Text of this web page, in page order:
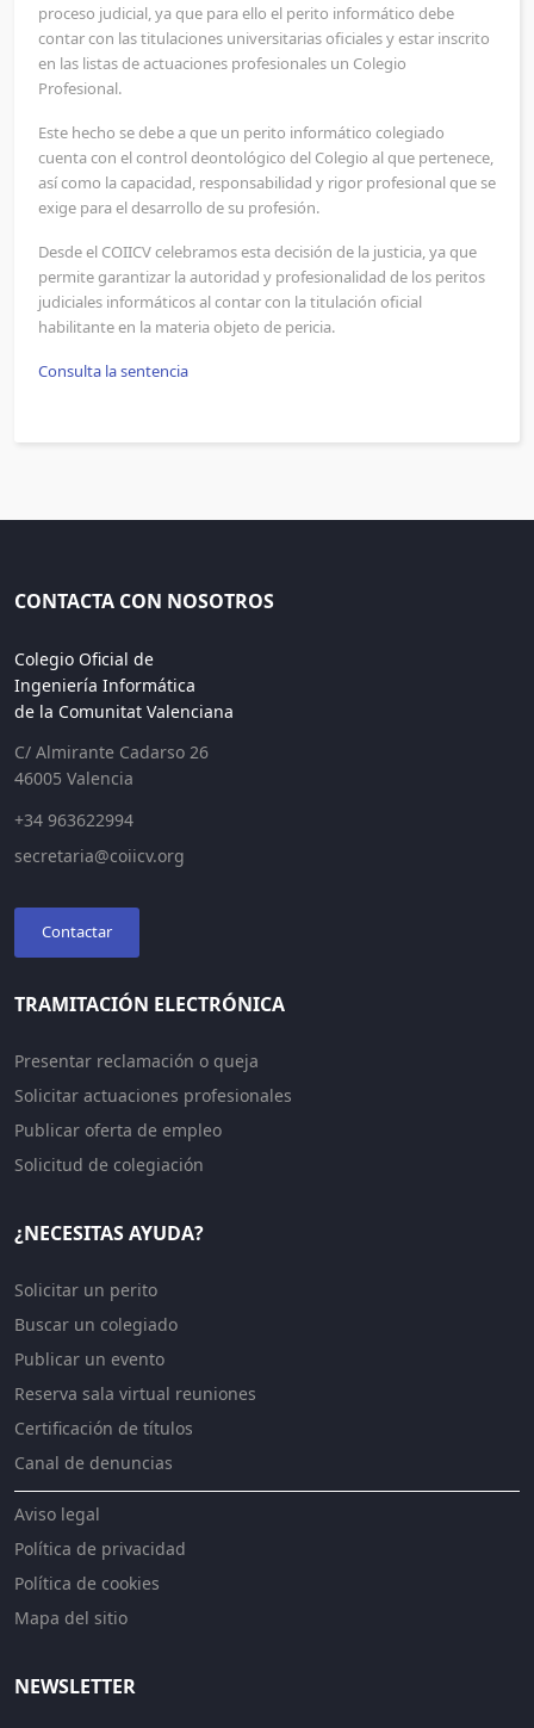
proceso judicial, ya que para ello el perito informático debe
contar con las titulaciones universitarias oficiales y estar inscrito
en las listas de actuaciones profesionales un Colegio
Profesional.
Este hecho se debe a que un perito informático colegiado
cuenta con el control deontológico del Colegio al que pertenece,
así como la capacidad, responsabilidad y rigor profesional que se
exige para el desarrollo de su profesión.
Desde el COIICV celebramos esta decisión de la justicia, ya que
permite garantizar la autoridad y profesionalidad de los peritos
judiciales informáticos al contar con la titulación oficial
habilitante en la materia objeto de pericia.
Consulta la sentencia
CONTACTA CON NOSOTROS
Colegio Oficial de
Ingeniería Informática
de la Comunitat Valenciana
C/ Almirante Cadarso 26
46005 Valencia
+34 963622994
secretaria@coiicv.org
Contactar
TRAMITACIÓN ELECTRÓNICA
Presentar reclamación o queja
Solicitar actuaciones profesionales
Publicar oferta de empleo
Solicitud de colegiación
¿NECESITAS AYUDA?
Solicitar un perito
Buscar un colegiado
Publicar un evento
Reserva sala virtual reuniones
Certificación de títulos
Canal de denuncias
Aviso legal
Política de privacidad
Política de cookies
Mapa del sitio
NEWSLETTER